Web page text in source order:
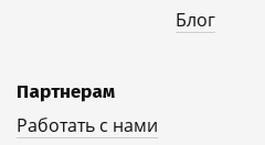
Блог
Партнерам
Работать с нами